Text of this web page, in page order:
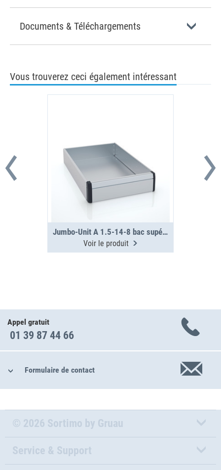
Documents & Téléchargements
Vous trouverez ceci également intéressant
Jumbo-Unit A 1.5-14-8 bac supérieur
Voir le produit
Appel gratuit
01 39 87 44 66
Formulaire de contact
© 2026 Sortimo by Gruau
Service & Support